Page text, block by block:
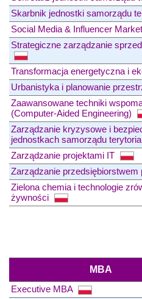
Skarbnik jednostki samorządu
Social Media & Influencer
Strategiczne zarządzanie
Transformacja energetyczna i
Urbanistyka i planowanie
Zaawansowane techniki
(Computer-Aided Engineering)
Zarządzanie kryzysowe i
jednostkach samorządu
Zarządzanie projektami IT
Zarządzanie przedsiębiorstwem
Zielona chemia i technologie
żywności
MBA
Executive MBA